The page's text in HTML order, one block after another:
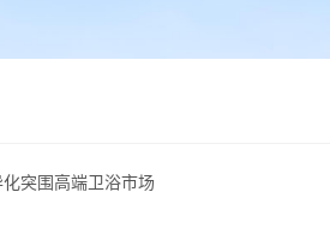
突围高端卫浴市场